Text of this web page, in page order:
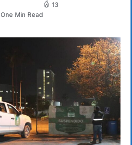
One Min Read
13